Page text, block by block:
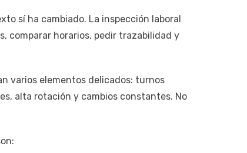
sí ha cambiado. La inspección laboral
comparar horarios, pedir trazabilidad y
varios elementos delicados: turnos
alta rotación y cambios constantes. No